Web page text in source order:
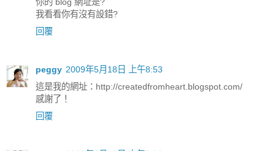
你的 blog 網址是?
我看看你有沒有設錯?
回覆
peggy 2009年5月18日 上午8:53
這是我的網址：http://createdfromheart.blogspot.com/
感謝了！
回覆